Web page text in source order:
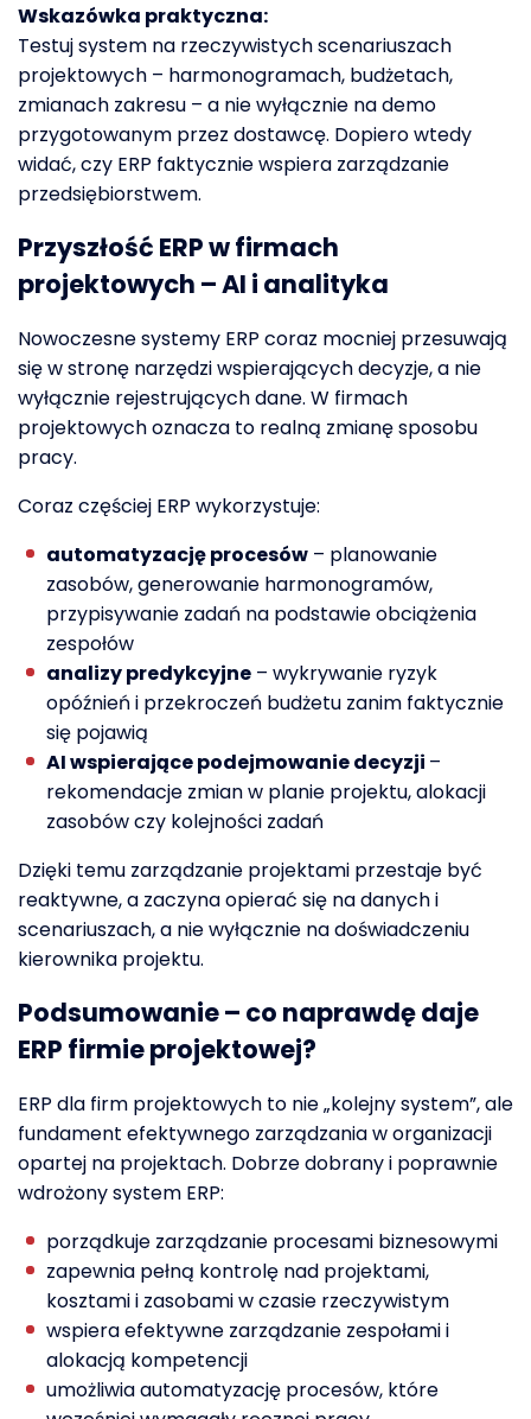
Wskazówka praktyczna:
Testuj system na rzeczywistych scenariuszach
projektowych – harmonogramach, budżetach,
zmianach zakresu – a nie wyłącznie na demo
przygotowanym przez dostawcę. Dopiero wtedy
widać, czy ERP faktycznie wspiera zarządzanie
przedsiębiorstwem.
Przyszłość ERP w firmach
projektowych – AI i analityka
Nowoczesne systemy ERP coraz mocniej przesuwają
się w stronę narzędzi wspierających decyzje, a nie
wyłącznie rejestrujących dane. W firmach
projektowych oznacza to realną zmianę sposobu
pracy.
Coraz częściej ERP wykorzystuje:
automatyzację procesów – planowanie
zasobów, generowanie harmonogramów,
przypisywanie zadań na podstawie obciążenia
zespołów
analizy predykcyjne – wykrywanie ryzyk
opóźnień i przekroczeń budżetu zanim faktycznie
się pojawią
AI wspierające podejmowanie decyzji –
rekomendacje zmian w planie projektu, alokacji
zasobów czy kolejności zadań
Dzięki temu zarządzanie projektami przestaje być
reaktywne, a zaczyna opierać się na danych i
scenariuszach, a nie wyłącznie na doświadczeniu
kierownika projektu.
Podsumowanie – co naprawdę daje
ERP firmie projektowej?
ERP dla firm projektowych to nie „kolejny system”, ale
fundament efektywnego zarządzania w organizacji
opartej na projektach. Dobrze dobrany i poprawnie
wdrożony system ERP:
porządkuje zarządzanie procesami biznesowymi
zapewnia pełną kontrolę nad projektami,
kosztami i zasobami w czasie rzeczywistym
wspiera efektywne zarządzanie zespołami i
alokacją kompetencji
umożliwia automatyzację procesów, które